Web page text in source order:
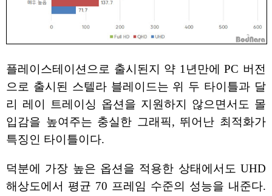
플레이스테이션으로 출시된지 약 1년만에 PC 버전
으로 출시된 스텔라 블레이드는 위 두 타이틀과 달
리 레이 트레이싱 옵션을 지원하지 않으면서도 몰
입감을 높여주는 충실한 그래픽, 뛰어난 최적화가
특징인 타이틀이다.
덕분에 가장 높은 옵션을 적용한 상태에서도 UHD
해상도에서 평균 70 프레임 수준의 성능을 내준다.